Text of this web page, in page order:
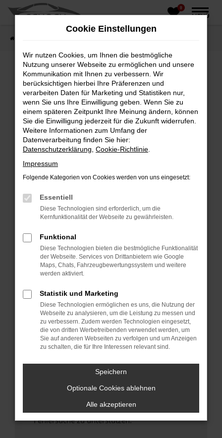
Zum
0
MENÜ
Fehler: Network Error
Beim Laden ist ein Fehler aufgetreten.
Hier sind ein paar Tipps, die dir helfen können:
Überprüfe deine Firewall und deine
Internetverbindung.
Laden andere Webseiten, zum Beispiel deine
Suchmaschine?
Prüfe deine Browsererweiterungen.
können das Laden bestimmter Seiten
verhindern. Funktioniert die Seite in einem
Fenster?
Starte dein Gerät neu.
Das kann manchmal helfen, vorübergehende
Probleme zu beheben.
Betriebssystem auf dem neuesten Stand
sind.
Veraltete Software birgt nicht nur ein
Sicherheitsrisiko, sondern kann auch dazu
führen, dass bestimmte Funktionen nicht mehr
unterstützt werden.
Wende dich an den Webseitenbetreiber.
Wenn du alle oben genannten Schritte versucht
hast, kontaktiere uns bitte. Wir werden
uns diesen Text schicken, um uns bei der
Fehlersuche zu unterstützen:
Cookie Einstellungen
Wir nutzen Cookies, um Ihnen die bestmögliche
Nutzung unserer Webseite zu ermöglichen und unsere
Kommunikation mit Ihnen zu verbessern. Wir
berücksichtigen hierbei Ihre Präferenzen und
verarbeiten Daten für Marketing und Statistiken nur,
wenn Sie uns Ihre Einwilligung geben. Wenn Sie zu
einem späteren Zeitpunkt Ihre Meinung ändern, können
Sie die Einwilligung jederzeit für die Zukunft widerrufen.
Weitere Informationen zum Umfang der
Datenverarbeitung finden Sie hier:
Datenschutzerklärung Cookie-Richtlinie
Impressum
Folgende Kategorien von Cookies werden von uns eingesetzt:
Essentiell
Diese Technologien sind erforderlich, um die
Kernfunktionalität der Webseite zu gewährleisten.
Funktional
Diese Technologien bieten die bestmögliche Funktionalität
der Webseite. Services von Drittanbietern wie Google
Maps, Chats, Fahrzeugbewertungssystem und weitere
werden aktiviert.
Statistik und Marketing
Diese Technologien ermöglichen es uns, die Nutzung der
Webseite zu analysieren, um die Leistung zu messen und
zu verbessern. Zudem werden Technologien eingesetzt,
die von dritten Werbetreibenden verwendet werden, um
Sie auf anderen Webseiten zu verfolgen und um Anzeigen
zu schalten, die für Ihre Interessen relevant sind.
Speichern
Optionale Cookies ablehnen
Alle akzeptieren